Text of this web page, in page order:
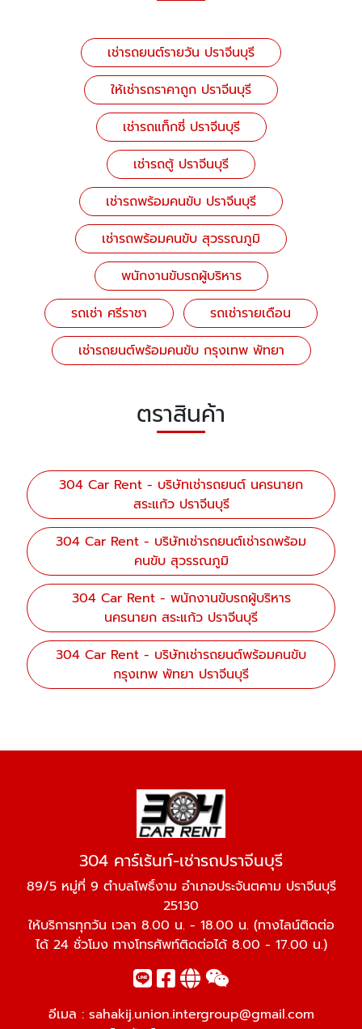
เช่ารถยนต์รายวัน ปราจีนบุรี
ให้เช่ารถราคาถูก ปราจีนบุรี
เช่ารถแท็กซี่ ปราจีนบุรี
เช่ารถตู้ ปราจีนบุรี
เช่ารถพร้อมคนขับ ปราจีนบุรี
เช่ารถพร้อมคนขับ สุวรรณภูมิ
พนักงานขับรถผู้บริหาร
รถเช่า ศรีราชา
รถเช่ารายเดือน
เช่ารถยนต์พร้อมคนขับ กรุงเทพ พัทยา
ตราสินค้า
304 Car Rent - บริษัทเช่ารถยนต์ นครนายก
สระแก้ว ปราจีนบุรี
304 Car Rent - บริษัทเช่ารถยนต์เช่ารถพร้อม
คนขับ สุวรรณภูมิ
304 Car Rent - พนักงานขับรถผู้บริหาร
นครนายก สระแก้ว ปราจีนบุรี
304 Car Rent - บริษัทเช่ารถยนต์พร้อมคนขับ
กรุงเทพ พัทยา ปราจีนบุรี
304 คาร์เร้นท์-เช่ารถปราจีนบุรี
89/5 หมู่ที่ 9 ตำบลโพธิ์งาม อำเภอประจันตคาม ปราจีนบุรี
25130
ให้บริการทุกวัน เวลา 8.00 น. - 18.00 น. (ทางไลน์ติดต่อ
ได้ 24 ชั่วโมง ทางโทรศัพท์ติดต่อได้ 8.00 - 17.00 น.)
อีเมล : sahakij.union.intergroup@gmail.com